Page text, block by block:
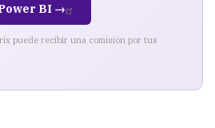
BI →
puede recibir una comisión por tus